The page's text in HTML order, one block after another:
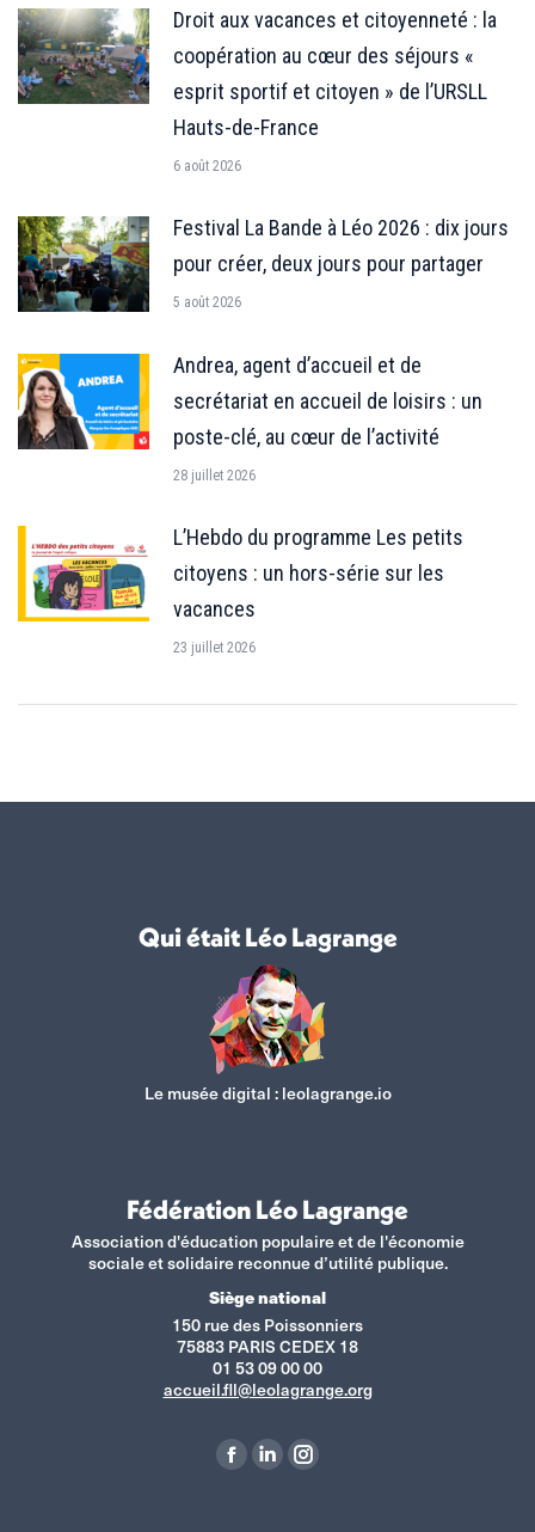
Droit aux vacances et citoyenneté : la
coopération au cœur des séjours «
esprit sportif et citoyen » de l’URSLL
Hauts-de-France
6 août 2026
Festival La Bande à Léo 2026 : dix jours
pour créer, deux jours pour partager
5 août 2026
Andrea, agent d’accueil et de
secrétariat en accueil de loisirs : un
poste-clé, au cœur de l’activité
28 juillet 2026
L’Hebdo du programme Les petits
citoyens : un hors-série sur les
vacances
23 juillet 2026
Qui était Léo Lagrange
Le musée digital :leolagrange.io
Fédération Léo Lagrange
Association d'éducation populaire et de l'économie
sociale et solidaire reconnue d’utilité publique.
Siège national
150 rue des Poissonniers
75883 PARIS CEDEX 18
01 53 09 00 00
accueil.fll@leolagrange.org
La
La
La